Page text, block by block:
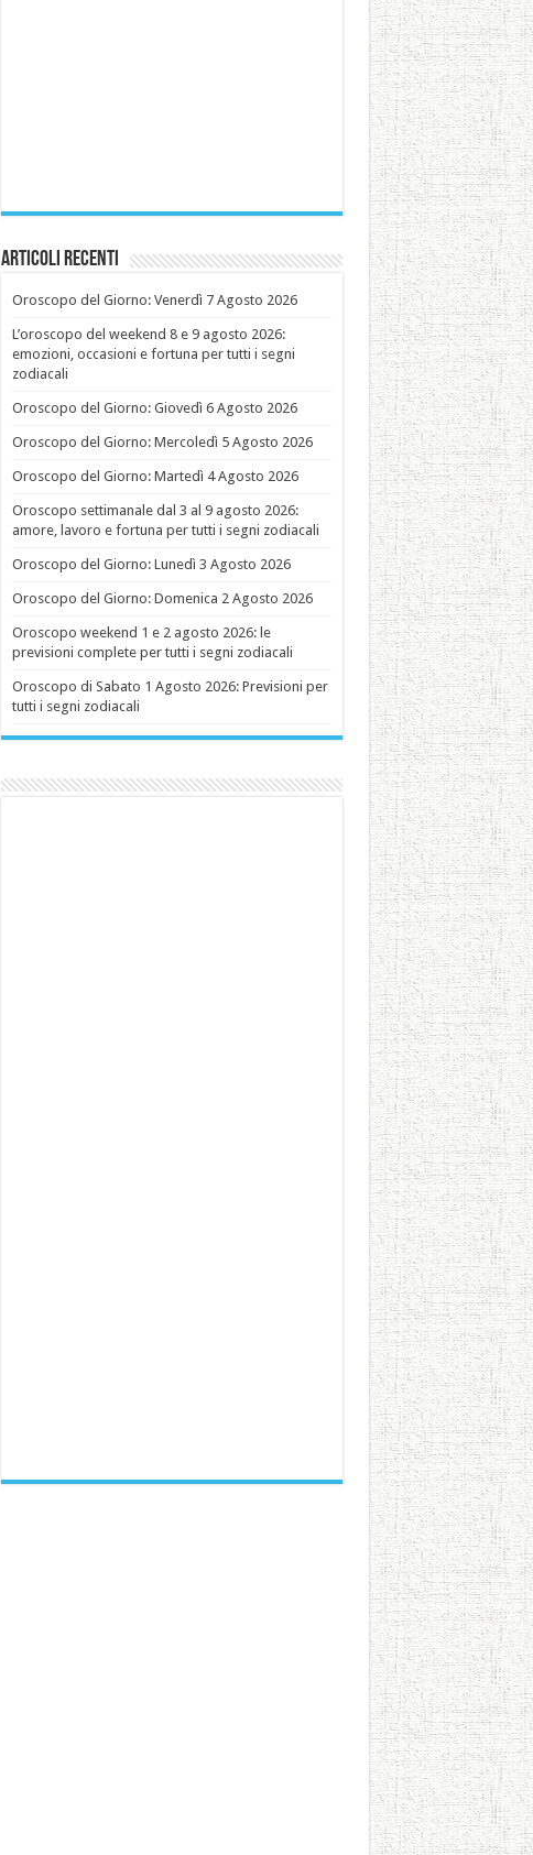
Articoli recenti
Oroscopo del Giorno: Venerdì 7 Agosto 2026
L’oroscopo del weekend 8 e 9 agosto 2026:
emozioni, occasioni e fortuna per tutti i segni
zodiacali
Oroscopo del Giorno: Giovedì 6 Agosto 2026
Oroscopo del Giorno: Mercoledì 5 Agosto 2026
Oroscopo del Giorno: Martedì 4 Agosto 2026
Oroscopo settimanale dal 3 al 9 agosto 2026:
amore, lavoro e fortuna per tutti i segni zodiacali
Oroscopo del Giorno: Lunedì 3 Agosto 2026
Oroscopo del Giorno: Domenica 2 Agosto 2026
Oroscopo weekend 1 e 2 agosto 2026: le
previsioni complete per tutti i segni zodiacali
Oroscopo di Sabato 1 Agosto 2026: Previsioni per
tutti i segni zodiacali